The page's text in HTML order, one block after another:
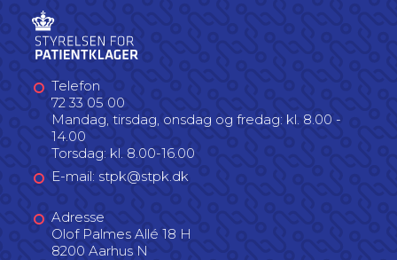
Telefon
72 33 05 00
Mandag, tirsdag, onsdag og fredag: kl. 8.00 -
14.00
Torsdag: kl. 8.00-16.00
E-mail: stpk@stpk.dk
Adresse
Olof Palmes Allé 18 H
8200 Aarhus N